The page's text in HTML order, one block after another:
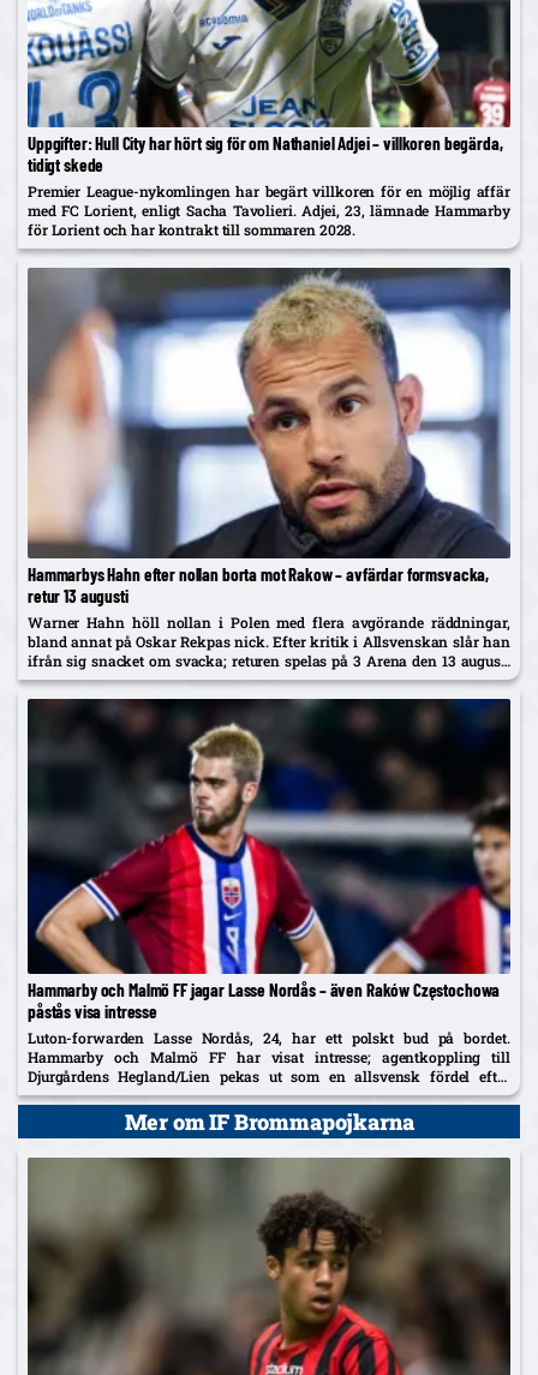
Uppgifter: Hull City har hört sig för om Nathaniel Adjei – villkoren begärda,
tidigt skede
Premier League-nykomlingen har begärt villkoren för en möjlig affär
med FC Lorient, enligt Sacha Tavolieri. Adjei, 23, lämnade Hammarby
för Lorient och har kontrakt till sommaren 2028.
Hammarbys Hahn efter nollan borta mot Rakow – avfärdar formsvacka,
retur 13 augusti
Warner Hahn höll nollan i Polen med flera avgörande räddningar,
bland annat på Oskar Rekpas nick. Efter kritik i Allsvenskan slår han
ifrån sig snacket om svacka; returen spelas på 3 Arena den 13 augusti
och vinnaren går mot Žalgiris/Hajduk...
Hammarby och Malmö FF jagar Lasse Nordås – även Raków Częstochowa
påstås visa intresse
Luton-forwarden Lasse Nordås, 24, har ett polskt bud på bordet.
Hammarby och Malmö FF har visat intresse; agentkoppling till
Djurgårdens Hegland/Lien pekas ut som en allsvensk fördel efter
norrmannens succélån i Heerenveen.
Mer om IF Brommapojkarna